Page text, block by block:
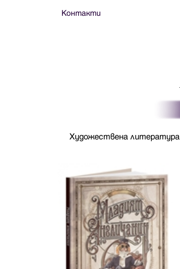
Контакти
Художествена литература